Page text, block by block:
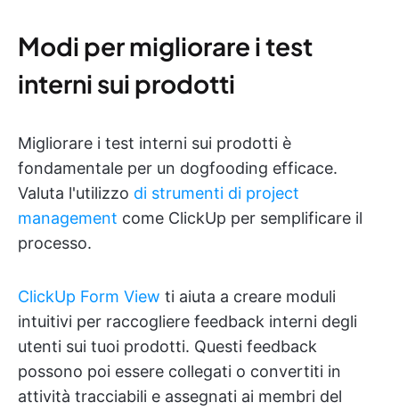
Modi per migliorare i test
interni sui prodotti
Migliorare i test interni sui prodotti è
fondamentale per un dogfooding efficace.
Valuta l'utilizzo di strumenti di project
management come ClickUp per semplificare il
processo.
ClickUp Form View ti aiuta a creare moduli
intuitivi per raccogliere feedback interni degli
utenti sui tuoi prodotti. Questi feedback
possono poi essere collegati o convertiti in
attività tracciabili e assegnati ai membri del